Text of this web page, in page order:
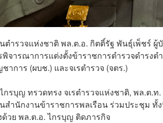
ตำรวจแห่งชาติ พล.ต.อ. กิตติ์รัฐ พันธุ์เพ็ชร์
จารณาการแต่งตั้งข้าราชการตำรวจดำรงต
าการ (ผบช.) และจเรตำรวจ (จตร.)
รบุญ ทรวดทรง จเรตำรวจแห่งชาติ, พล.ต.ท
ำนักงานข้าราชการพลเรือน ร่วมประชุม ทั้
ด้วย พล.ต.อ. ไกรบุญ ติดภารกิจ